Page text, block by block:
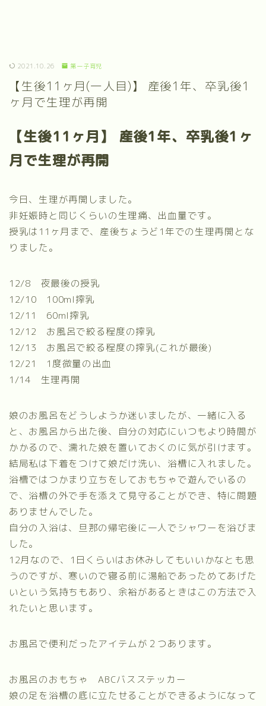
2021.10.26 第一子育児
【生後11ヶ月(一人目)】 産後1年、卒乳後1
ヶ月で生理が再開
【生後11ヶ月】 産後1年、卒乳後1ヶ
月で生理が再開
今日、生理が再開しました。
非妊娠時と同じくらいの生理痛、出血量です。
授乳は11ヶ月まで、産後ちょうど1年での生理再開とな
りました。
12/8 夜最後の授乳
12/10 100ml搾乳
12/11 60ml搾乳
12/12 お風呂で絞る程度の搾乳
12/13 お風呂で絞る程度の搾乳(これが最後)
12/21 1度微量の出血
1/14 生理再開
娘のお風呂をどうしようか迷いましたが、一緒に入る
と、お風呂から出た後、自分の対応にいつもより時間が
かかるので、濡れた娘を置いておくのに気が引けます。
結局私は下着をつけて娘だけ洗い、浴槽に入れました。
浴槽ではつかまり立ちをしておもちゃで遊んでいるの
で、浴槽の外で手を添えて見守ることができ、特に問題
ありませんでした。
自分の入浴は、旦那の帰宅後に一人でシャワーを浴びま
した。
12月なので、1日くらいはお休みしてもいいかなとも思
うのですが、寒いので寝る前に湯船であっためてあげた
いという気持ちもあり、余裕があるときはこの方法で入
れたいと思います。
お風呂で便利だったアイテムが２つあります。
お風呂のおもちゃ ABCバスステッカー
娘の足を浴槽の底に立たせることができるようになって